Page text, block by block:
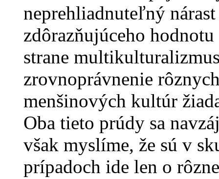
neprehliadnuteľný
zdôrazňujúceho
strane
zrovnoprávnenie
menšinových kultúr
Oba tieto prúdy sa
však myslíme, že sú v
prípadoch ide len o